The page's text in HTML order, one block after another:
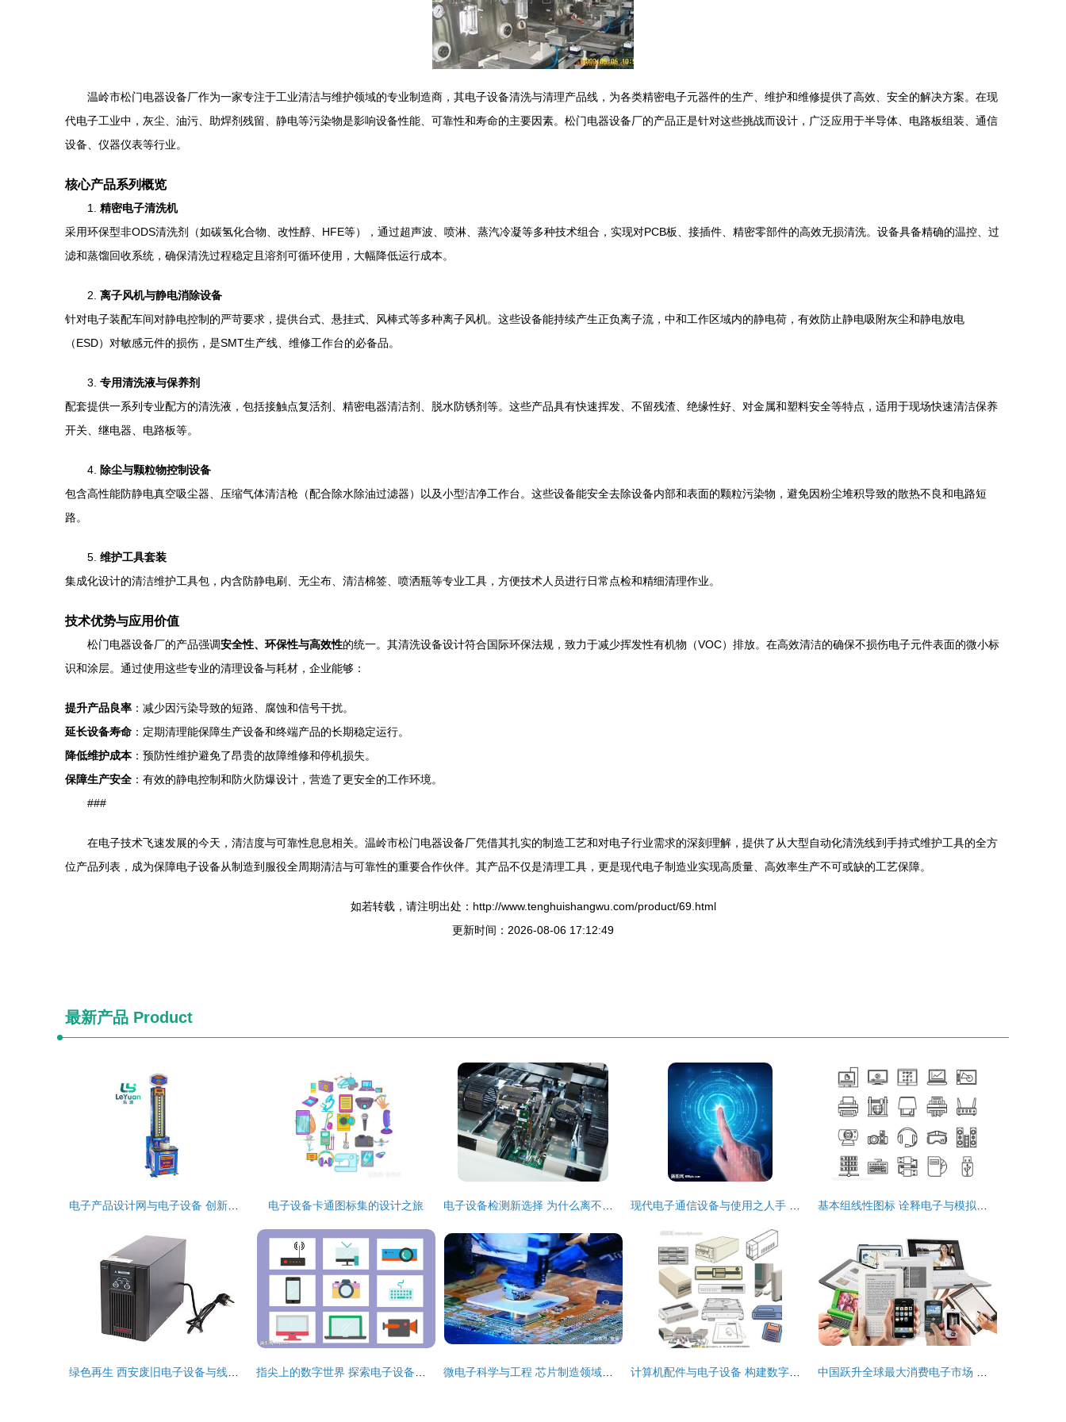
温岭市松门电器设备厂作为一家专注于工业清洁与维护领域的专业制造商，其电子设备清洗与清理产品线，为各类精密电子元器件的生产、维护和维修提供了高效、安全的解决方案。在现
代电子工业中，灰尘、油污、助焊剂残留、静电等污染物是影响设备性能、可靠性和寿命的主要因素。松门电器设备厂的产品正是针对这些挑战而设计，广泛应用于半导体、电路板组装、通信
设备、仪器仪表等行业。
核心产品系列概览
1. 精密电子清洗机
采用环保型非ODS清洗剂（如碳氢化合物、改性醇、HFE等），通过超声波、喷淋、蒸汽冷凝等多种技术组合，实现对PCB板、接插件、精密零部件的高效无损清洗。设备具备精确的温控、过
滤和蒸馏回收系统，确保清洗过程稳定且溶剂可循环使用，大幅降低运行成本。
2. 离子风机与静电消除设备
针对电子装配车间对静电控制的严苛要求，提供台式、悬挂式、风棒式等多种离子风机。这些设备能持续产生正负离子流，中和工作区域内的静电荷，有效防止静电吸附灰尘和静电放电
（ESD）对敏感元件的损伤，是SMT生产线、维修工作台的必备品。
3. 专用清洗液与保养剂
配套提供一系列专业配方的清洗液，包括接触点复活剂、精密电器清洁剂、脱水防锈剂等。这些产品具有快速挥发、不留残渣、绝缘性好、对金属和塑料安全等特点，适用于现场快速清洁保养
开关、继电器、电路板等。
4.
除尘与颗粒物控制设备
包含高性能防静电真空吸尘器、压缩气体清洁枪（配合除水除油过滤器）以及小型洁净工作台。这些设备能安全去除设备内部和表面的颗粒污染物，避免因粉尘堆积导致的散热不良和电路短
路。
5. 维护工具套装
集成化设计的清洁维护工具包，内含防静电刷、无尘布、清洁棉签、喷洒瓶等专业工具，方便技术人员进行日常点检和精细清理作业。
技术优势与应用价值
松门电器设备厂的产品强调安全性、环保性与高效性的统一。其清洗设备设计符合国际环保法规，致力于减少挥发性有机物（VOC）排放。在高效清洁的确保不损伤电子元件表面的微小标
识和涂层。通过使用这些专业的清理设备与耗材，企业能够：
提升产品良率 ：减少因污染导致的短路、腐蚀和信号干扰。
延长设备寿命 ：定期清理能保障生产设备和终端产品的长期稳定运行。
降低维护成本：预防性维护避免了昂贵的故障维修和停机损失。
保障生产安全 ：有效的静电控制和防火防爆设计，营造了更安全的工作环境。
###
在电子技术飞速发展的今天，清洁度与可靠性息息相关。温岭市松门电器设备厂凭借其扎实的制造工艺和对电子行业需求的深刻理解，提供了从大型自动化清洗线到手持式维护工具的全方
位产品列表，成为保障电子设备从制造到服役全周期清洁与可靠性的重要合作伙伴。其产品不仅是清理工具，更是现代电子制造业实现高质量、高效率生产不可或缺的工艺保障。
如若转载，请注明出处：http://www.tenghuishangwu.com/product/69.html
更新时间：2026-08-06 17:12:49
最新产品 Product
电子设备卡通图标集的设计之旅